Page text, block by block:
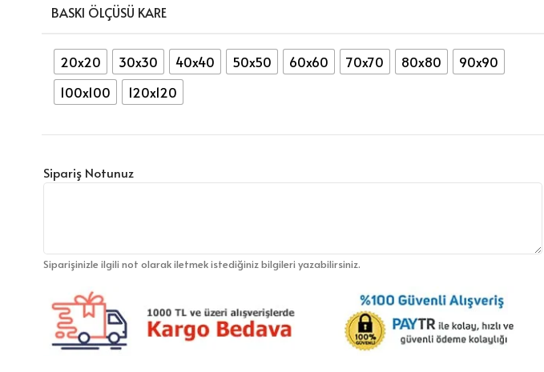
BASKI ÖLÇÜSÜ KARE
20x20 30x30 40x40 50x50 60x60 70x70 80x80
90x90
100x100
120x120
Sipariş Notunuz
Siparişinizle ilgili not olarak iletmek istediğiniz bilgileri yazabilirsiniz.